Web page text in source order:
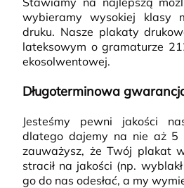
wybieramy wysokiej klasy
druku. Nasze plakaty
lateksowym o gramaturze
ekosolwentowej.
Długoterminowa
Jesteśmy pewni jakości
dlatego dajemy na nie aż 5
zauważysz, że Twój plakat
stracił na jakości (np. wyblakł
go do nas odesłać, a my